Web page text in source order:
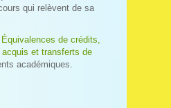
qui relèvent de sa
Équivalences de crédits,
et transferts de
académiques.